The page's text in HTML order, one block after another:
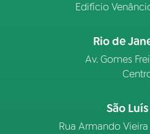
Edifício
Rio de
Av. Gomes
São
Rua Armando Vieira